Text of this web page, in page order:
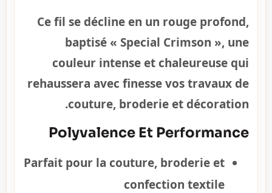
Ce fil se décline en un rouge profond,
baptisé « Special Crimson », une
couleur intense et chaleureuse qui
rehaussera avec finesse vos travaux de
couture, broderie et décoration.
Polyvalence Et Performance
Parfait pour la couture, broderie et
confection textile